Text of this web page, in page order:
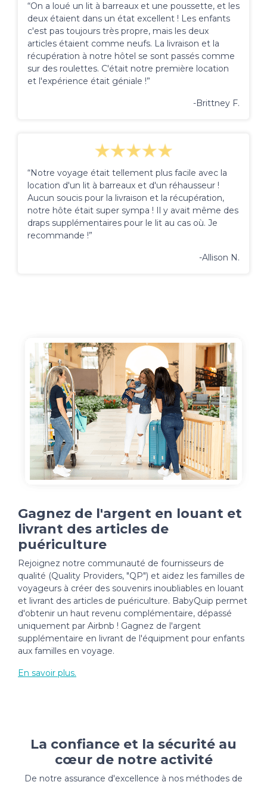
“On a loué un lit à barreaux et une poussette, et les
deux étaient dans un état excellent ! Les enfants
c'est pas toujours très propre, mais les deux
articles étaient comme neufs. La livraison et la
récupération à notre hôtel se sont passés comme
sur des roulettes. C'était notre première location
et l'expérience était géniale !”
-Brittney F.
“Notre voyage était tellement plus facile avec la
location d'un lit à barreaux et d'un réhausseur !
Aucun soucis pour la livraison et la récupération,
notre hôte était super sympa ! Il y avait même des
draps supplémentaires pour le lit au cas où. Je
recommande !”
-Allison N.
Gagnez de l'argent en louant et
livrant des articles de
puériculture
Rejoignez notre communauté de fournisseurs de
qualité (Quality Providers, "QP") et aidez les familles de
voyageurs à créer des souvenirs inoubliables en louant
et livrant des articles de puériculture. BabyQuip permet
d'obtenir un haut revenu complémentaire, dépassé
uniquement par Airbnb ! Gagnez de l'argent
supplémentaire en livrant de l'équipment pour enfants
aux familles en voyage.
En savoir plus.
La confiance et la sécurité au
cœur de notre activité
De notre assurance d'excellence à nos méthodes de